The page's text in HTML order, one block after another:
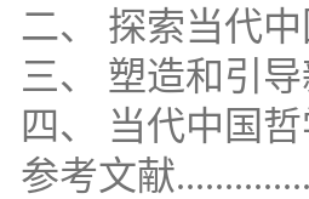
二、 探索当代
三、 塑造和引
四、 当代中国
参考文献